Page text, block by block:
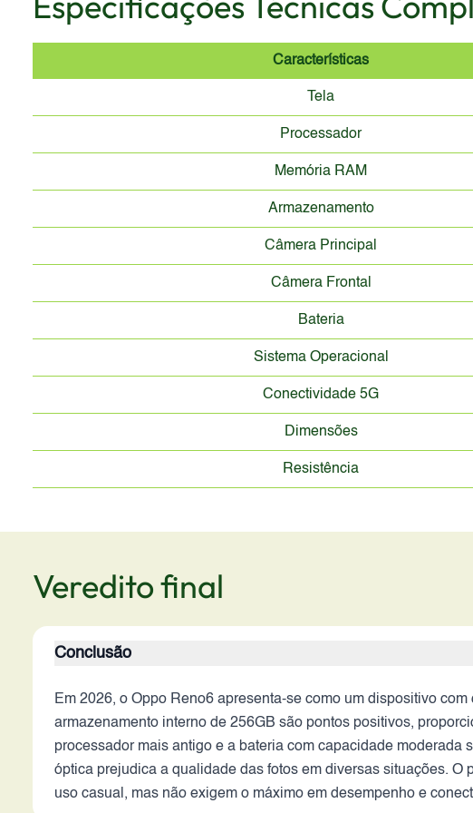
Características
Tela
Processador
Memória RAM
Armazenamento
Câmera Principal
Câmera Frontal
Bateria
Sistema Operacional
Conectividade 5G
Dimensões
Resistência
Veredito final
Conclusão
Em 2026, o Oppo Reno6 apresenta-se como um dispositivo
armazenamento interno de 256GB são pontos positivos,
processador mais antigo e a bateria com capacidade
óptica prejudica a qualidade das fotos em diversas situações.
uso casual, mas não exigem o máximo em desempenho e